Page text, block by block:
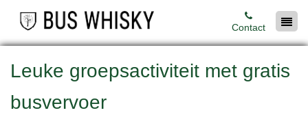
Contact
Leuke groepsactiviteit met gratis
busvervoer